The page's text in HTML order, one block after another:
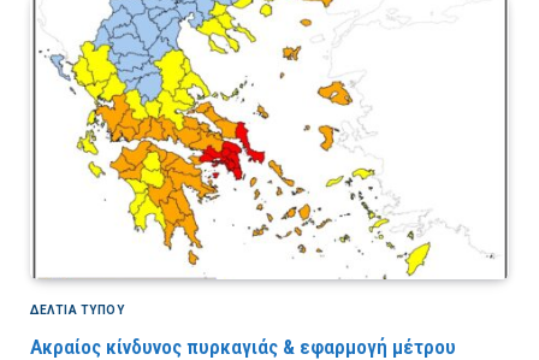
ΔΕΛΤΙΑ ΤΥΠΟΥ
Ακραίος κίνδυνος πυρκαγιάς & εφαρμογή μέτρου